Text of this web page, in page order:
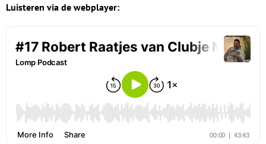
Luisteren via de webplayer: